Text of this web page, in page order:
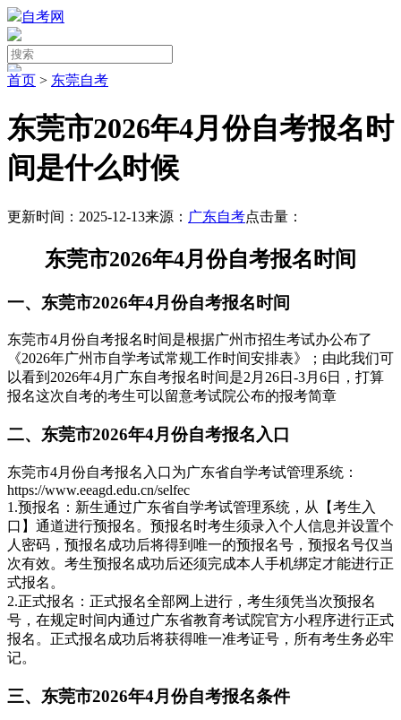
自考网
首页 > 东莞自考
东莞市2026年4月份自考报名时
间是什么时候
更新时间：2025-12-13来源： 广东自考点击量：
东莞市2026年4月份自考报名时间
一、东莞市2026年4月份自考报名时间
东莞市4月份自考报名时间是根据广州市招生考试办公布了
《2026年广州市自学考试常规工作时间安排表》；由此我们可
以看到2026年4月广东自考报名时间是2月26日-3月6日，打算
报名这次自考的考生可以留意考试院公布的报考简章
二、东莞市2026年4月份自考报名入口
东莞市4月份自考报名入口为广东省自学考试管理系统：
https://www.eeagd.edu.cn/selfec
1.预报名：新生通过广东省自学考试管理系统，从【考生入
口】通道进行预报名。预报名时考生须录入个人信息并设置个
人密码，预报名成功后将得到唯一的预报名号，预报名号仅当
次有效。考生预报名成功后还须完成本人手机绑定才能进行正
式报名。
2.正式报名：正式报名全部网上进行，考生须凭当次预报名
号，在规定时间内通过广东省教育考试院官方小程序进行正式
报名。正式报名成功后将获得唯一准考证号，所有考生务必牢
记。
三、东莞市2026年4月份自考报名条件